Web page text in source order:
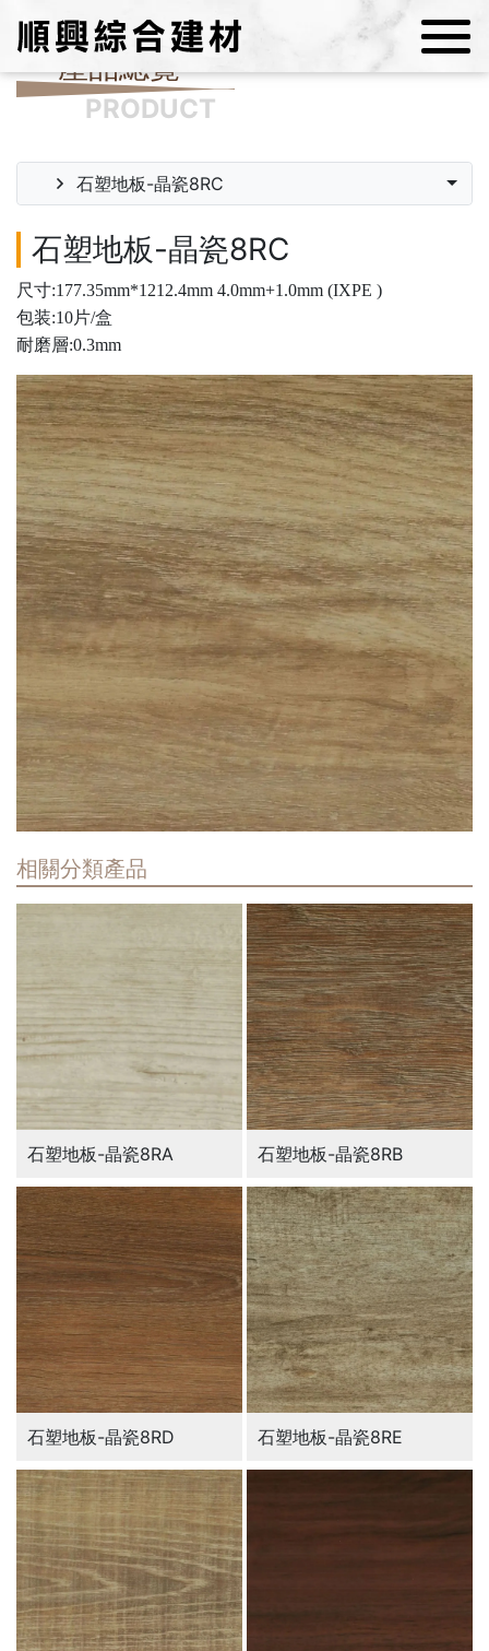
產品總覽
PRODUCT
石塑地板-晶瓷8RC
石塑地板-晶瓷8RC
尺寸:177.35mm*1212.4mm 4.0mm+1.0mm (IXPE )
包装:10片/盒
耐磨層:0.3mm
相關分類產品
石塑地板-晶瓷8RA 石塑地板-晶瓷8RB
石塑地板-晶瓷8RD 石塑地板-晶瓷8RE